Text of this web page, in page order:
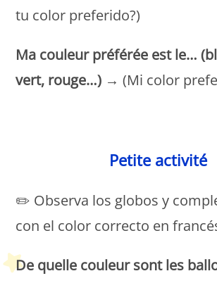
tu color preferido?)
Ma couleur préférée est le…
vert, rouge…) → (Mi color
Petite activité
✏️ Observa los globos y
con el color correcto en
De quelle couleur sont les